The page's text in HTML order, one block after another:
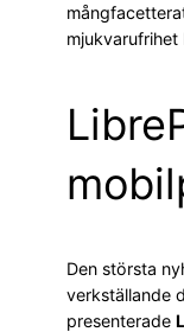
mjukvarufrihet
Den största
verkställande
presenterade